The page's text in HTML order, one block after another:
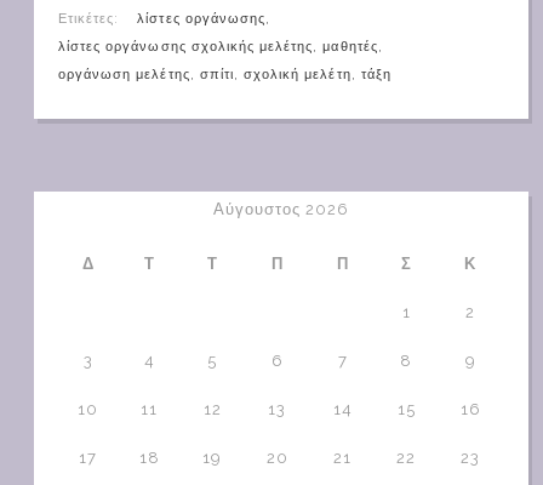
Ετικέτες: λίστες οργάνωσης,
λίστες οργάνωσης σχολικής μελέτης,μαθητές,
οργάνωση μελέτης, σπίτι,σχολική μελέτη, τάξη
Αύγουστος 2026
Δ Τ Τ Π Π Σ Κ
1 2
3 4 5 6 7 8 9
10 11 12 13 14 15 16
17 18 19 20 21 22 23